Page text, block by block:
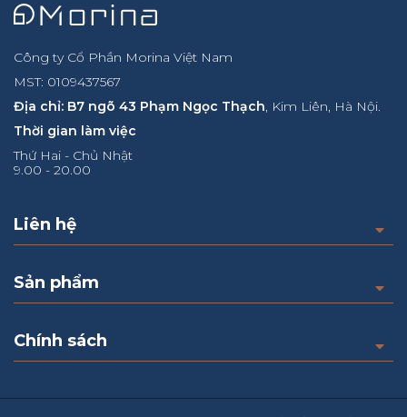
Công ty Cổ Phần Morina Việt Nam
MST: 0109437567
Địa chỉ: B7 ngõ 43 Phạm Ngọc Thạch, Kim Liên, Hà Nội.
Thời gian làm việc
Thứ Hai - Chủ Nhật
9.00 - 20.00
Liên hệ
Sản phẩm
Chính sách